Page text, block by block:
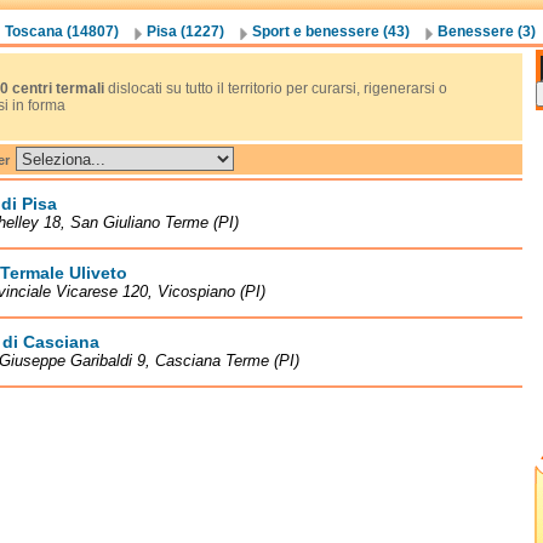
Toscana (14807) Pisa (1227) Sport e benessere (43) Benessere (3)
centri termalidislocati su tutto il territorio per curarsi, rigenerarsi o
in forma
Pisa
18, San Giuliano Terme (PI)
Uliveto
Vicarese 120, Vicospiano (PI)
di Casciana
Garibaldi 9, Casciana Terme (PI)